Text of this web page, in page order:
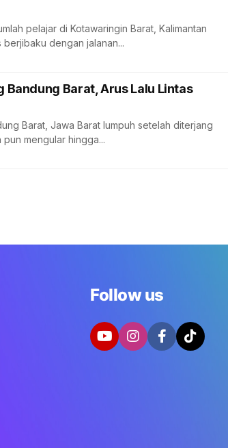
pelajar di Kotawaringin Barat, Kalimantan
dengan jalanan...
Bandung Barat, Arus Lalu Lintas
Barat, Jawa Barat lumpuh setelah diterjang
mengular hingga...
Follow us